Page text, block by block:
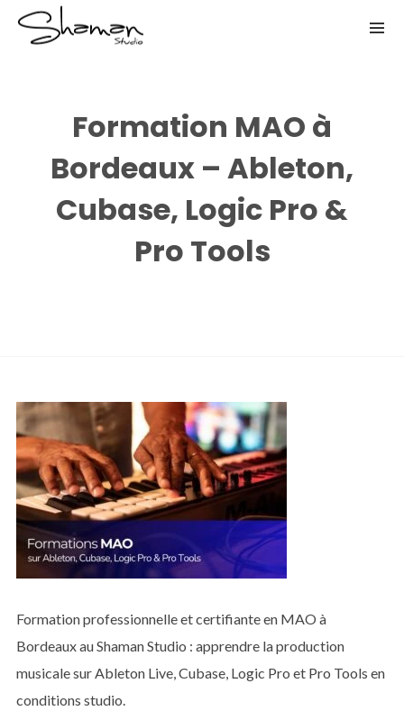
Formation MAO à
Bordeaux – Ableton,
Cubase, Logic Pro &
Pro Tools
Formation professionnelle et certifiante en MAO à
Bordeaux au Shaman Studio : apprendre la production
musicale sur Ableton Live, Cubase, Logic Pro et Pro Tools en
conditions studio.